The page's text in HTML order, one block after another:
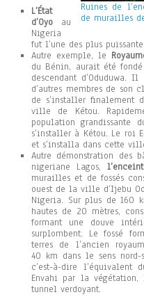
Ruines de
de murailles
L’État
d’Oyo au
Nigeria
fut l’une des plus
Autre exemple, le
du Bénin, aurait été
descendant
d’autres membres de son
de s’installer finalement
ville de Kétou.
population
s’installer à Kétou. Le roi
et s’installa dans cette
Autre démonstration des
nigeriane Lagos,
murailles et de fossés
ouest de la ville d’Ijebu
Nigeria. Sur plus de 160
hautes de 20 mètres,
formant une douve
surplombent. Le fossé
terres de l’ancien
40 km dans le sens
c’est-à-dire l’équivalent
Envahi par la végétation,
tunnel verdoyant.